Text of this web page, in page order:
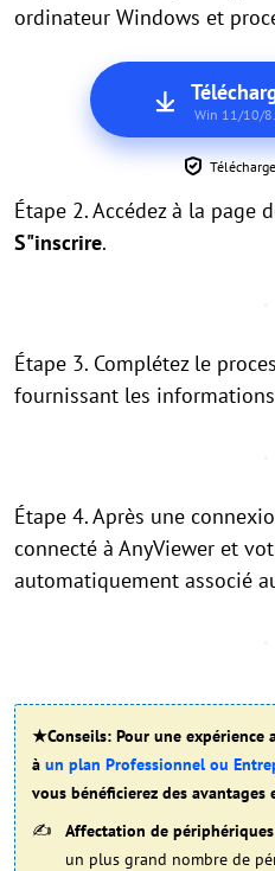
ordinateur Windows et
Win 11/10/
Étape 2. Accédez à la page
S"inscrire.
Étape 3. Complétez le
fournissant les
Étape 4. Après une
connecté à AnyViewer et
automatiquement associé
★Conseils: Pour une expérience
à un plan Professionnel ou
vous bénéficierez des
Affectation de
un plus grand nombre de